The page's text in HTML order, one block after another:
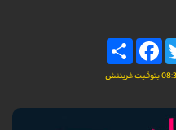
Share
Facebook